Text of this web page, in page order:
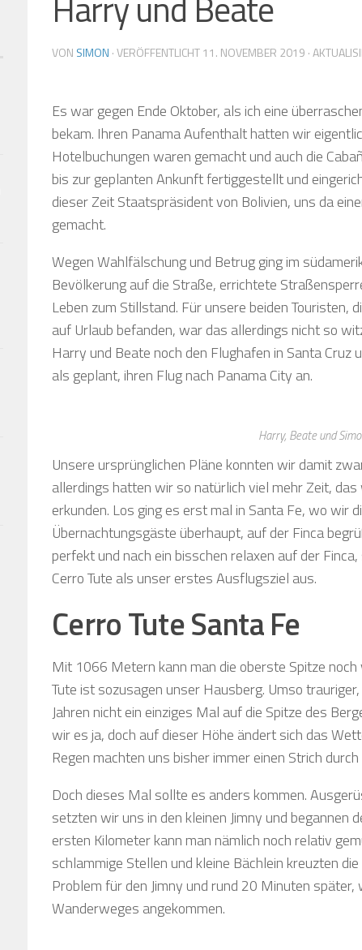
VON SIMON · VERÖFFENTLICHT11. NOVEMBER 2019 ·
Es war gegen Ende Oktober, als ich eine
bekam. Ihren Panama Aufenthalt hatten wir
Hotelbuchungen waren gemacht und auch die
bis zur geplanten Ankunft fertiggestellt und
dieser Zeit Staatspräsident von Bolivien, uns da
gemacht.
Wegen Wahlfälschung und Betrug ging im
Bevölkerung auf die Straße, errichtete
Leben zum Stillstand. Für unsere beiden Touristen,
auf Urlaub befanden, war das allerdings nicht so
Harry und Beate noch den Flughafen in Santa Cruz
als geplant, ihren Flug nach Panama City an.
Harry, Beate und
Unsere ursprünglichen Pläne konnten wir damit
allerdings hatten wir so natürlich viel mehr Zeit,
erkunden. Los ging es erst mal in Santa Fe, wo wir
Übernachtungsgäste überhaupt, auf der Finca
perfekt und nach ein bisschen relaxen auf der
Cerro Tute als unser erstes Ausflugsziel aus.
Cerro Tute Santa Fe
Mit 1066 Metern kann man die oberste Spitze
Tute ist sozusagen unser Hausberg. Umso
Jahren nicht ein einziges Mal auf die Spitze des
wir es ja, doch auf dieser Höhe ändert sich das
Regen machten uns bisher immer einen Strich durch
Doch dieses Mal sollte es anders kommen.
setzten wir uns in den kleinen Jimny und begannen
ersten Kilometer kann man nämlich noch relativ
schlammige Stellen und kleine Bächlein kreuzten
Problem für den Jimny und rund 20 Minuten
Wanderweges angekommen.